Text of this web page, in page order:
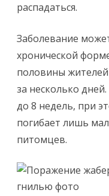
распадаться.
Заболевание
хронической
половины
за несколько
до 8 недель, при
погибает лишь
питомцев.